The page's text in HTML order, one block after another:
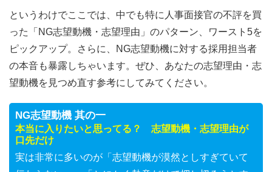
というわけでここでは、中でも特に人事面接官の不評を買
った「NG志望動機・志望理由」のパターン、ワースト5を
ピックアップ。さらに、NG志望動機に対する採用担当者
の本音も暴露しちゃいます。ぜひ、あなたの志望理由・志
望動機を見つめ直す参考にしてみてください。
NG志望動機 其の一
本当に入りたいと思ってる？ 志望動機・志望理由が
口先だけ
実は非常に多いのが「志望動機が漠然としすぎていて